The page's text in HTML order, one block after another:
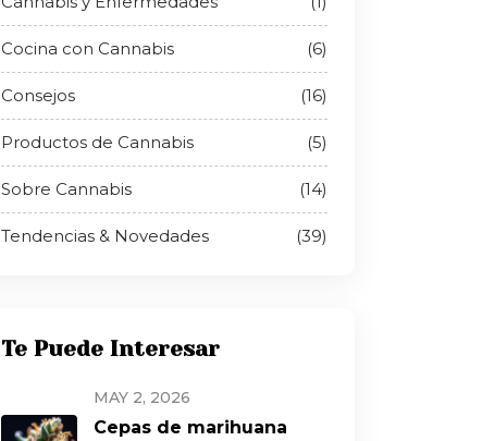
Cocina con Cannabis (6)
Consejos (16)
Productos de Cannabis (5)
Sobre Cannabis (14)
Tendencias & Novedades (39)
Te Puede Interesar
MAY 2, 2026
Cepas de marihuana